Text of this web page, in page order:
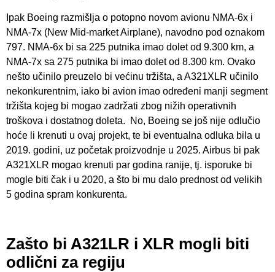
Ipak Boeing razmišlja o potopno novom avionu NMA-6x i
NMA-7x (New Mid-market Airplane), navodno pod oznakom
797. NMA-6x bi sa 225 putnika imao dolet od 9.300 km, a
NMA-7x sa 275 putnika bi imao dolet od 8.300 km. Ovako
nešto učinilo preuzelo bi većinu tržišta, a A321XLR učinilo
nekonkurentnim, iako bi avion imao određeni manji segment
tržišta kojeg bi mogao zadržati zbog nižih operativnih
troškova i dostatnog doleta. No, Boeing se još nije odlučio
hoće li krenuti u ovaj projekt, te bi eventualna odluka bila u
2019. godini, uz početak proizvodnje u 2025. Airbus bi pak
A321XLR mogao krenuti par godina ranije, tj. isporuke bi
mogle biti čak i u 2020, a što bi mu dalo prednost od velikih
5 godina spram konkurenta.
Zašto bi A321LR i XLR mogli biti
odlični za regiju